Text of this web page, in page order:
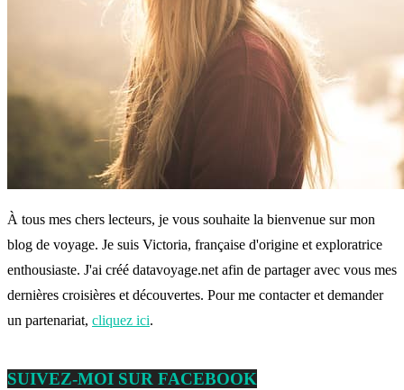
À tous mes chers lecteurs, je vous souhaite la bienvenue sur mon
blog de voyage. Je suis Victoria, française d'origine et exploratrice
enthousiaste. J'ai créé datavoyage.net afin de partager avec vous mes
dernières croisières et découvertes. Pour me contacter et demander
un partenariat, cliquez ici.
SUIVEZ-MOI SUR FACEBOOK